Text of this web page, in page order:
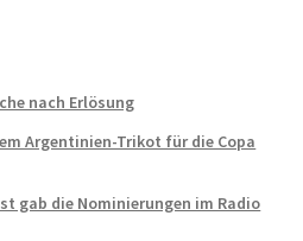
nach Erlösung
Argentinien-Trikot für die Copa
gab die Nominierungen im Radio